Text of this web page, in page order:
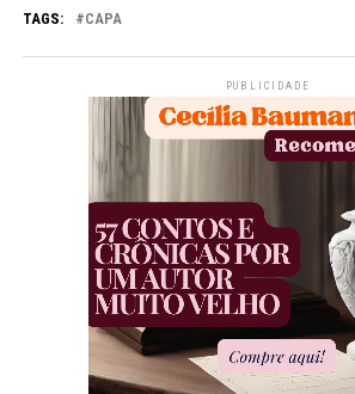
TAGS: CAPA
PUBLICIDADE